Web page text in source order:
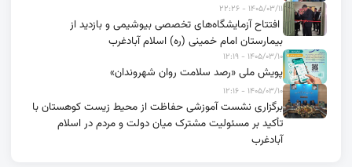
۱۴۰۵/۰۳/۱۱ - ۲۲:۲۶
افتتاح آزمایشگاه‌های تخصصی بیوشیمی و بازدید از
بیمارستان امام خمینی (ره) اسلام آبادغرب
۱۴۰۵/۰۳/۱۰ - ۱۲:۱۹
پویش ملی «رصد سلامت روان شهروندان»
۱۴۰۵/۰۳/۱۰ - ۱۲:۱۶
برگزاری نشست آموزشی حفاظت از محیط زیست کوهستان با
تأکید بر مسئولیت مشترک میان دولت و مردم در اسلام
آبادغرب